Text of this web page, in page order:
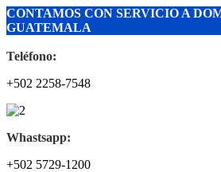
CONTAMOS CON SERVICIO A
GUATEMALA
Teléfono:
+502 2258-7548
Whastsapp:
+502 5729-1200